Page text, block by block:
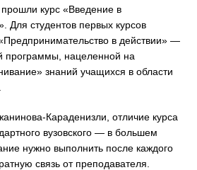
прошли курс «Введение в
Для студентов первых курсов
в действии» —
программы, нацеленной на
знаний учащихся в области
Караденизли, отличие курса
вузовского — в большем
нужно выполнить после каждого
связь от преподавателя.